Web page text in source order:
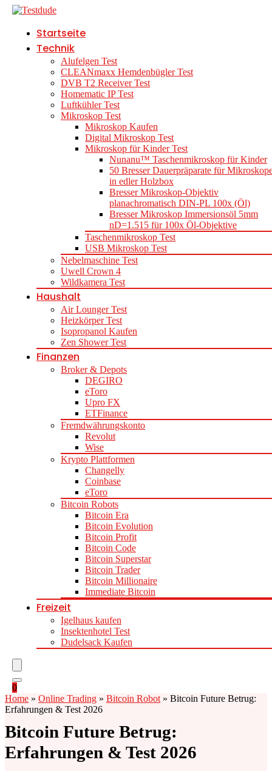
Startseite
Technik
Alufelgen Test
CLEANmaxx Hemdenbügler Test
DVB T2 Receiver Test
Homematic IP Test
Luftkühler Test
Mikroskop Test
Mikroskop Kaufen
Digital Mikroskop Test
Mikroskop für Kinder Test
Nunanu™ Taschenmikroskop für Kinder
50 Bresser Dauerpräparate für
in edler Holzbox
Bresser Mikroskop-Objektiv
planachromatisch DIN-PL 100x (Öl)
Bresser Mikroskop Immersionsöl 5mm
nD=1.515 für 100x Öl-Objektive
Taschenmikroskop Test
USB Mikroskop Test
Nebelmaschine Test
Uwell Crown 4
Wildkamera Test
Haushalt
Air Lounger Test
Heizkörper Test
Isopropanol Kaufen
Zen Shower Test
Finanzen
Broker & Depots
DEGIRO
eToro
Upro FX
ETFinance
Fremdwährungskonto
Revolut
Wise
Krypto Plattformen
Changelly
Coinbase
eToro
Bitcoin Robots
Bitcoin Era
Bitcoin Evolution
Bitcoin Profit
Bitcoin Code
Bitcoin Superstar
Bitcoin Trader
Bitcoin Millionaire
Immediate Bitcoin
Freizeit
Igelhaus kaufen
Insektenhotel Test
Dudelsack Kaufen
0
Home » Online Trading » Bitcoin Robot » Bitcoin Future Betrug:
Erfahrungen & Test 2026
Bitcoin Future Betrug:
Erfahrungen & Test 2026